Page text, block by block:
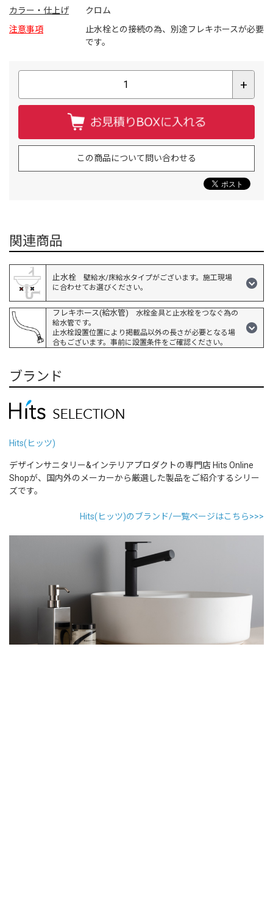
カラー・仕上げ
クロム
注意事項
止水栓との接続の為、別途フレキホースが必要
です。
+
この商品について問い合わせる
関連商品
止水栓 壁給水/床給水タイプがございます。施工現場
に合わせてお選びください。
フレキホース(給水管) 水栓金具と止水栓をつなぐ為の
給水管です。
止水栓設置位置により掲載品以外の長さが必要となる場
合もございます。事前に設置条件をご確認ください。
ブランド
Hits(ヒッツ)
デザインサニタリー&インテリアプロダクトの専門店 Hits Online
Shopが、国内外のメーカーから厳選した製品をご紹介するシリー
ズです。
Hits(ヒッツ)のブランド/一覧ページはこちら>>>